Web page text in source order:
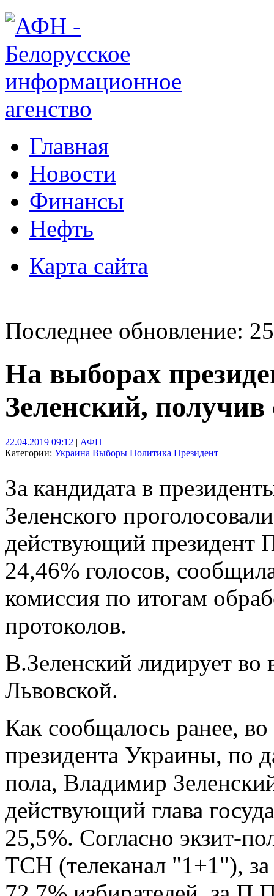
Главная
Новости
Финансы
Нефть
Карта сайта
Последнее обновление:
На выборах
Зеленский,
22.04.2019 09:12 | АФН
Категории: Украина Выборы Политика Президент
За кандидата в
Зеленского
действующий президент
24,46% голосов,
комиссия по итогам
протоколов.
В.Зеленский лидирует во
Львовской.
Как сообщалось ранее,
президента Украины, по
пола, Владимир
действующий глава
25,5%. Согласно экзит-
ТСН (телеканал "1+1"), за